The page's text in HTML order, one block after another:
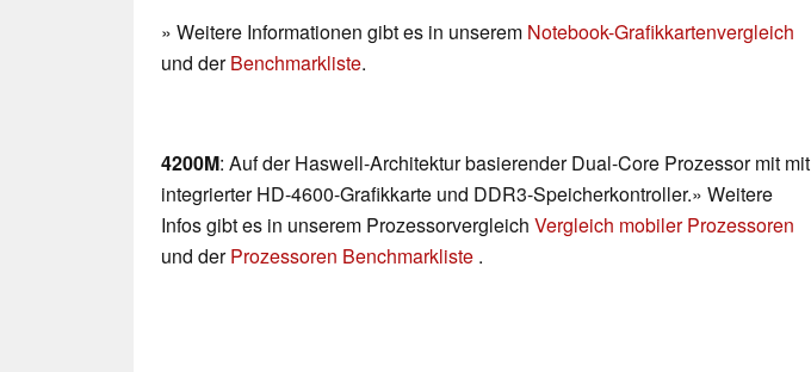
» Weitere Informationen gibt es in unserem Notebook-Grafikkartenvergleich
und derBenchmarkliste.
4200M: Auf der Haswell-Architektur basierender Dual-Core Prozessor mit mit
integrierter HD-4600-Grafikkarte und DDR3-Speicherkontroller.» Weitere
Infos gibt es in unserem Prozessorvergleich Vergleich mobiler Prozessoren
und derProzessoren Benchmarkliste .